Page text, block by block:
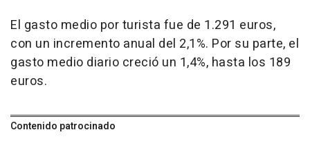
El gasto medio por turista fue de 1.291 euros,
con un incremento anual del 2,1%. Por su parte, el
gasto medio diario creció un 1,4%, hasta los 189
euros.
Contenido patrocinado